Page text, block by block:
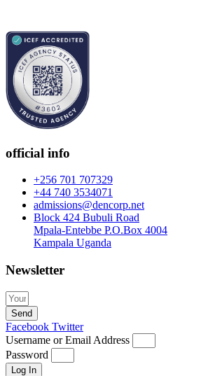
official info
+256 701 707329
+44 740 3534071
admissions@dencorp.net
Block 424 Bubuli Road
Mpala-Entebbe P.O.Box 4004
Kampala Uganda
Newsletter
Send
Facebook Twitter
Username or Email Address
Password
Log In